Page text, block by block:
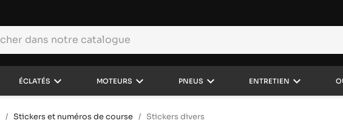
ÉCLATÉS keyboard_arrow_down MOTEURS keyboard_arrow_down PNEUS keyboard_arrow_down ENTRETIEN keyboard_arrow_down
Stickers et numéros de course Stickers divers